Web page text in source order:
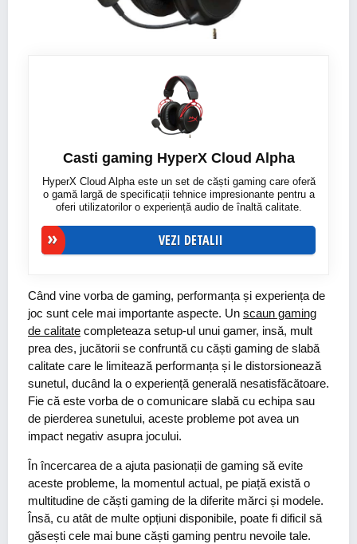
Casti gaming HyperX Cloud Alpha
HyperX Cloud Alpha este un set de căști gaming care oferă
o gamă largă de specificații tehnice impresionante pentru a
oferi utilizatorilor o experiență audio de înaltă calitate.
VEZI DETALII
Când vine vorba de gaming, performanța și experiența de
joc sunt cele mai importante aspecte. Un scaun gaming
de calitate completeaza setup-ul unui gamer, insă, mult
prea des, jucătorii se confruntă cu căști gaming de slabă
calitate care le limitează performanța și le distorsionează
sunetul, ducând la o experiență generală nesatisfăcătoare.
Fie că este vorba de o comunicare slabă cu echipa sau
de pierderea sunetului, aceste probleme pot avea un
impact negativ asupra jocului.
În încercarea de a ajuta pasionații de gaming să evite
aceste probleme, la momentul actual, pe piață există o
multitudine de căști gaming de la diferite mărci și modele.
Însă, cu atât de multe opțiuni disponibile, poate fi dificil să
găsești cele mai bune căști gaming pentru nevoile tale.